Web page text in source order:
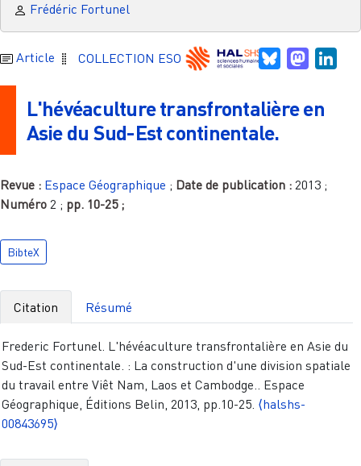
Frédéric Fortunel
Article COLLECTION ESO Bluesky
L'hévéaculture transfrontalière en
Asie du Sud-Est continentale.
Revue : Espace Géographique ; Date de publication : 2013 ;
Numéro 2 ; pp. 10-25 ;
BibteX
Citation Résumé
Frederic Fortunel. L'hévéaculture transfrontalière en Asie du
Sud-Est continentale. : La construction d'une division spatiale
du travail entre Viêt Nam, Laos et Cambodge.. Espace
Géographique, Éditions Belin, 2013, pp.10-25. ⟨halshs-
00843695⟩